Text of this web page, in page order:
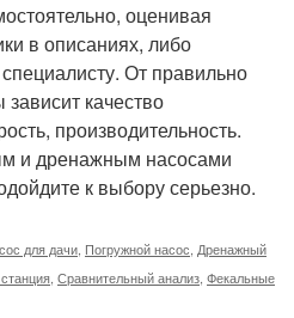
оценивая
в описаниях, либо
От правильно
качество
производительность.
и дренажным насосами
к выбору серьезно.
для дачи, Погружной насос, Дренажный
, Сравнительный анализ, Фекальные